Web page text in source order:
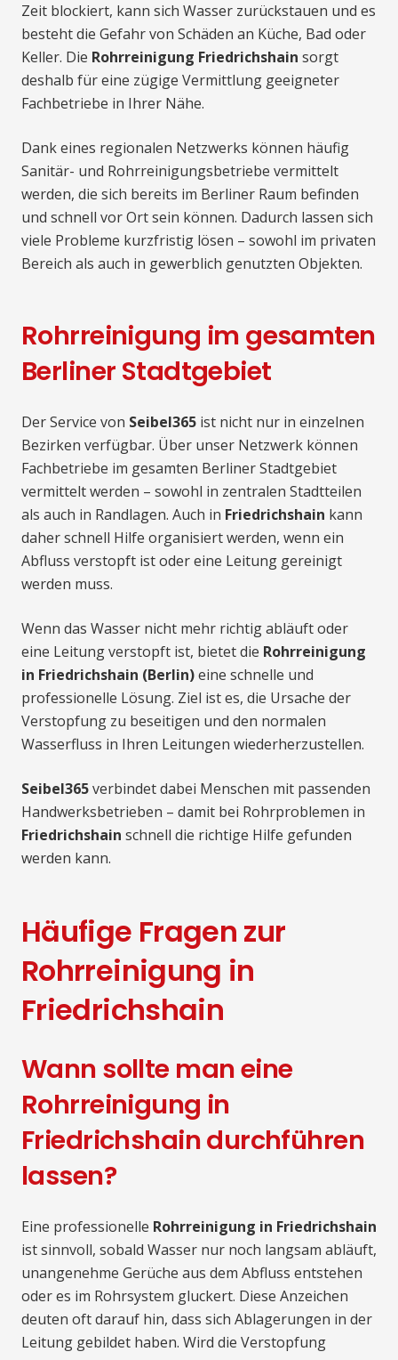
Zeit blockiert, kann sich Wasser zurückstauen und es
besteht die Gefahr von Schäden an Küche, Bad oder
Keller. Die Rohrreinigung Friedrichshain sorgt
deshalb für eine zügige Vermittlung geeigneter
Fachbetriebe in Ihrer Nähe.
Dank eines regionalen Netzwerks können häufig
Sanitär- und Rohrreinigungsbetriebe vermittelt
werden, die sich bereits im Berliner Raum befinden
und schnell vor Ort sein können. Dadurch lassen sich
viele Probleme kurzfristig lösen – sowohl im privaten
Bereich als auch in gewerblich genutzten Objekten.
Rohrreinigung im gesamten
Berliner Stadtgebiet
Der Service von Seibel365 ist nicht nur in einzelnen
Bezirken verfügbar. Über unser Netzwerk können
Fachbetriebe im gesamten Berliner Stadtgebiet
vermittelt werden – sowohl in zentralen Stadtteilen
als auch in Randlagen. Auch in Friedrichshain kann
daher schnell Hilfe organisiert werden, wenn ein
Abfluss verstopft ist oder eine Leitung gereinigt
werden muss.
Wenn das Wasser nicht mehr richtig abläuft oder
eine Leitung verstopft ist, bietet die Rohrreinigung
in Friedrichshain (Berlin)eine schnelle und
professionelle Lösung. Ziel ist es, die Ursache der
Verstopfung zu beseitigen und den normalen
Wasserfluss in Ihren Leitungen wiederherzustellen.
Seibel365verbindet dabei Menschen mit passenden
Handwerksbetrieben – damit bei Rohrproblemen in
Friedrichshain schnell die richtige Hilfe gefunden
werden kann.
Häufige Fragen zur
Rohrreinigung in
Friedrichshain
Wann sollte man eine
Rohrreinigung in
Friedrichshain durchführen
lassen?
Eine professionelle Rohrreinigung in Friedrichshain
ist sinnvoll, sobald Wasser nur noch langsam abläuft,
unangenehme Gerüche aus dem Abfluss entstehen
oder es im Rohrsystem gluckert. Diese Anzeichen
deuten oft darauf hin, dass sich Ablagerungen in der
Leitung gebildet haben. Wird die Verstopfung